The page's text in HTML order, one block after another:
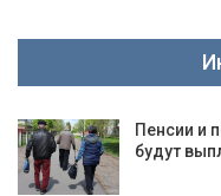
Пенсии и
будут